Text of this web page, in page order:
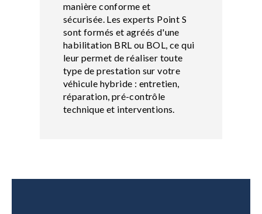
manière conforme et
sécurisée. Les experts Point S
sont formés et agréés d'une
habilitation BRL ou BOL, ce qui
leur permet de réaliser toute
type de prestation sur votre
véhicule hybride : entretien,
réparation, pré-contrôle
technique et interventions.